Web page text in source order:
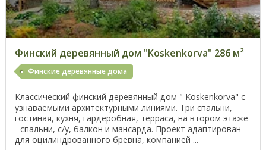
Финский деревянный дом "Koskenkorva" 286 м²
Финские деревянные дома
Классический финский деревянный дом " Koskenkorva" с
узнаваемыми архитектурными линиями. Три спальни,
гостиная, кухня, гардеробная, терраса, на втором этаже
- спальни, с/у, балкон и мансарда. Проект адаптирован
для оцилиндрованного бревна, компанией ...